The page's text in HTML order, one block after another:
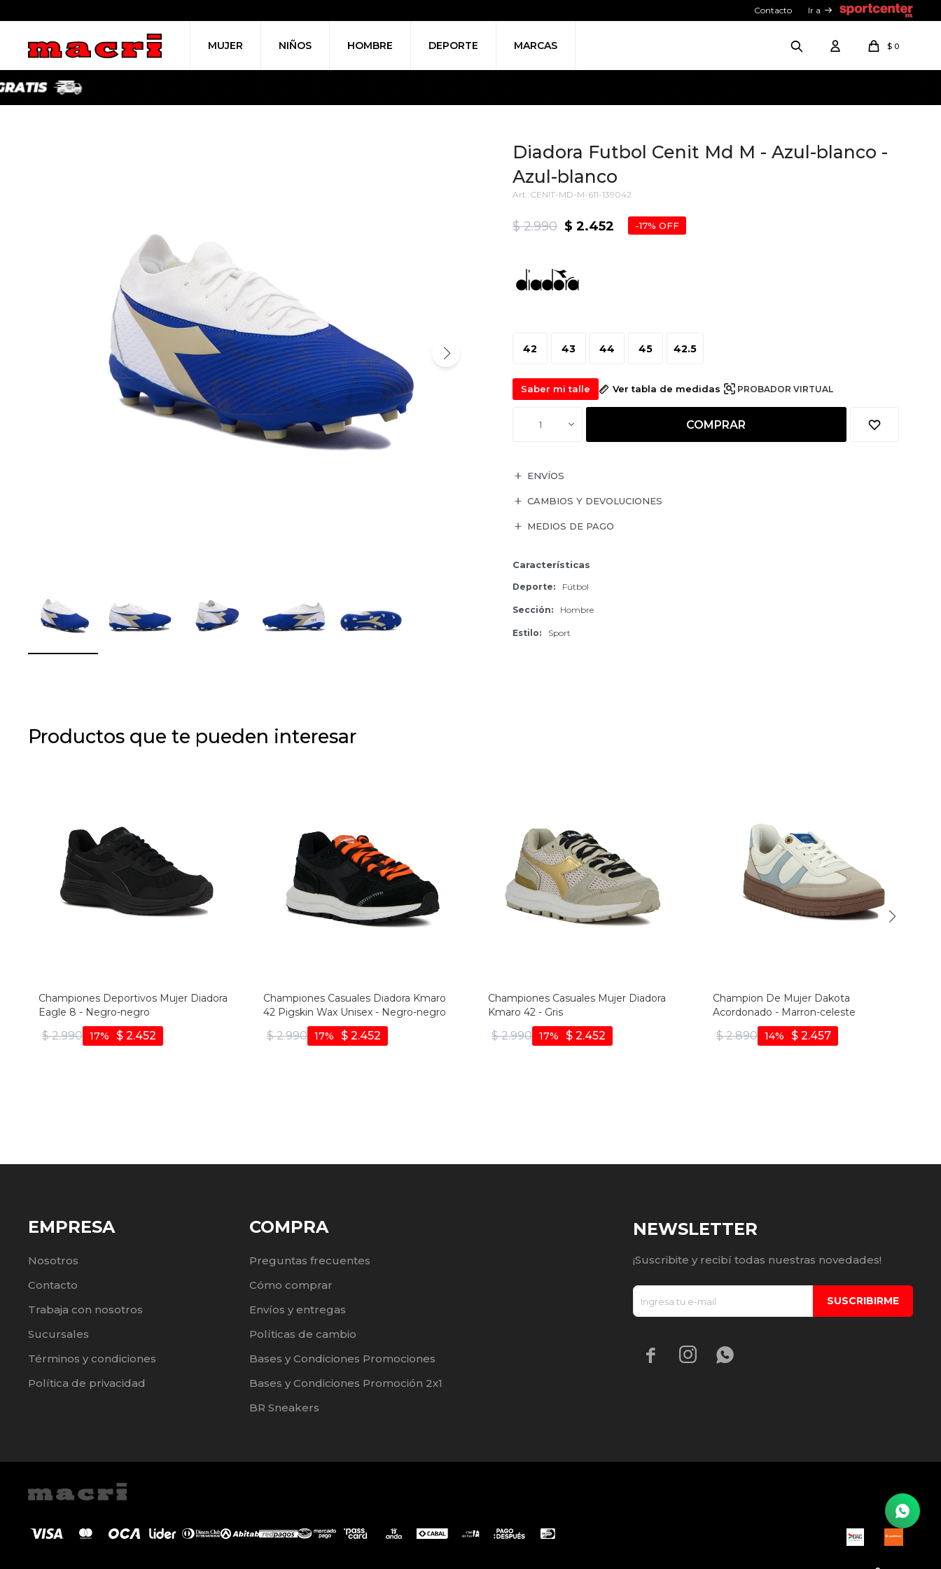
MUJER NIÑOS HOMBRE DEPORTE MARCAS $ 0
Contacto Ir a
Diadora Futbol Cenit Md M - Azul-blanco -
Azul-blanco
CENIT-MD-M-611-139042
$ 2.452
$ 2.990 17
42 43 44 45 42.5
Saber mi talle Ver tabla de medidas PROBADOR VIRTUAL
1 COMPRAR
ENVÍOS
CAMBIOS Y DEVOLUCIONES
MEDIOS DE PAGO
Características
Deporte Fútbol
Sección Hombre
Estilo Sport
Productos que te pueden interesar
Championes Deportivos Mujer Diadora
Eagle 8 - Negro-negro
$ 2.990 $ 2.452
17
Championes Casuales Diadora Kmaro
42 Pigskin Wax Unisex - Negro-negro
$ 2.990 $ 2.452
17
Championes Casuales Mujer Diadora
Kmaro 42 - Gris
$ 2.990 $ 2.452
17
Champion De Mujer Dakota
Acordonado - Marron-celeste
$ 2.890 $ 2.457
14
EMPRESA
Nosotros
Contacto
Trabaja con nosotros
Sucursales
Términos y condiciones
Política de privacidad
COMPRA
Preguntas frecuentes
Cómo comprar
Envíos y entregas
Políticas de cambio
Bases y Condiciones Promociones
Bases y Condiciones Promoción 2x1
BR Sneakers
NEWSLETTER
¡Suscribite y recibí todas nuestras novedades!
SUSCRIBIRME
  